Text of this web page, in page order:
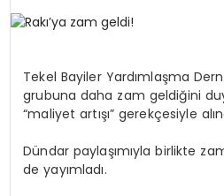
EĞİTİM
GÜNDEM
SAĞLIK
Tekel Bayiler Yardımlaşma
grubuna daha zam geldiğini
“maliyet artışı” gerekçesiyle
Dündar paylaşımıyla birlikte
de yayımladı.